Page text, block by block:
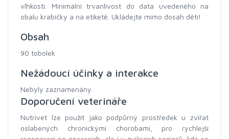
vlhkosti. Minimální trvanlivost do data uvedeného na
obalu krabičky a na etiketě. Ukládejte mimo dosah dětí!
Obsah
90 tobolek
Nežádoucí účinky a interakce
Nebyly zaznamenány.
Doporučení veterináře
Nutrivet lze použít jako podpůrný prostředek u zvířat
oslabených chronickými chorobami, pro rychlejší